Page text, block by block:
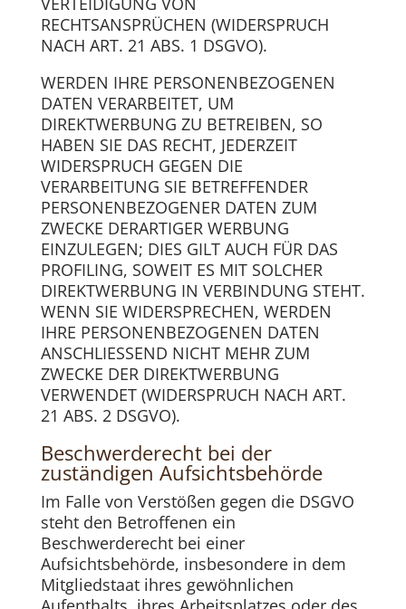
RECHTSANSPRÜCHEN (WIDERSPRUCH
NACH ART. 21 ABS. 1 DSGVO).
WERDEN IHRE PERSONENBEZOGENEN
DATEN VERARBEITET, UM
DIREKTWERBUNG ZU BETREIBEN, SO
HABEN SIE DAS RECHT, JEDERZEIT
WIDERSPRUCH GEGEN DIE
VERARBEITUNG SIE BETREFFENDER
PERSONENBEZOGENER DATEN ZUM
ZWECKE DERARTIGER WERBUNG
EINZULEGEN; DIES GILT AUCH FÜR DAS
PROFILING, SOWEIT ES MIT SOLCHER
DIREKTWERBUNG IN VERBINDUNG STEHT.
WENN SIE WIDERSPRECHEN, WERDEN
IHRE PERSONENBEZOGENEN DATEN
ANSCHLIESSEND NICHT MEHR ZUM
ZWECKE DER DIREKTWERBUNG
VERWENDET (WIDERSPRUCH NACH ART.
21 ABS. 2 DSGVO).
Beschwerde­recht bei der
zuständigen Aufsichts­behörde
Im Falle von Verstößen gegen die DSGVO
steht den Betroffenen ein
Beschwerderecht bei einer
Aufsichtsbehörde, insbesondere in dem
Mitgliedstaat ihres gewöhnlichen